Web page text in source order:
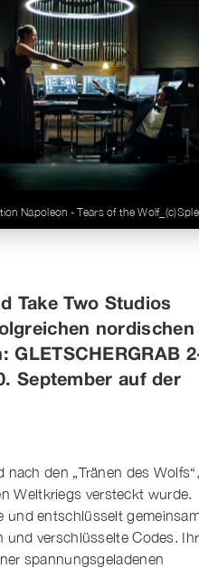
Napoleon - Tears of the
Take Two Studios
nordischen
September auf der
den „Tränen des Wolfs“,
Weltkriegs versteckt wurde.
und entschlüsselt
und verschlüsselte Codes.
spannungsgeladenen